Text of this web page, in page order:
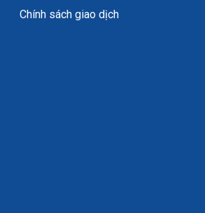
Chính sách giao dịch